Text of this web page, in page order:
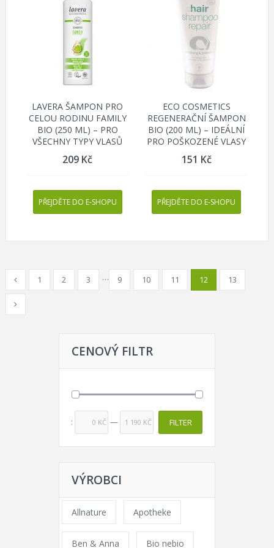
LAVERA ŠAMPON PRO
CELOU RODINU FAMILY
BIO (250 ML) – PRO
VŠECHNY TYPY VLASŮ
209 Kč
PŘEJDĚTE DO E-SHOPU
ECO COSMETICS
REGENERAČNÍ ŠAMPON
BIO (200 ML) – IDEÁLNÍ
PRO POŠKOZENÉ VLASY
151 Kč
PŘEJDĚTE DO E-SHOPU
1 2 3 … 9 10 11 12 13
CENOVÝ FILTR
FILTER
Price: 0 KČ — 1 190 KČ
VÝROBCI
Allnature Apotheke
Ben & Anna Bio nebio